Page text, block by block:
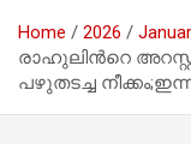
Home 2026
രാ​ഹു​ലി​ന്‍റെ
പ​ഴു​ത​ട​ച്ച